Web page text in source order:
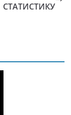
СТАТИСТИКУ